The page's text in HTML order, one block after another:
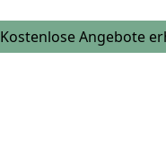
Kostenlose Angebote